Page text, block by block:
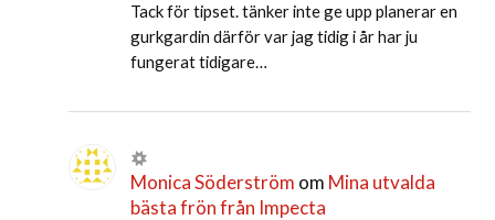
Tack för tipset. tänker inte ge upp planerar en
gurkgardin därför var jag tidig i år har ju
fungerat tidigare…
Monica Söderström om Mina utvalda
bästa frön från Impecta